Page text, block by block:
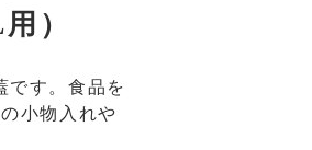
）
です。食品を
小物入れや